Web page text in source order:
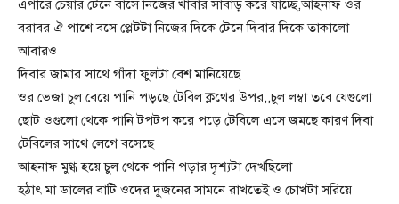
এপারে চেয়ার টেনে বাসে নিজের খাবার সাবাড় করে যাচ্ছে,আহনাফ ওর
বরাবর ঐ পাশে বসে প্লেটটা নিজের দিকে টেনে দিবার দিকে তাকালো
আবারও
দিবার জামার সাথে গাঁদা ফুলটা বেশ মানিয়েছে
ওর ভেজা চুল বেয়ে পানি পড়ছে টেবিল ক্লথের উপর,,চুল লম্বা তবে যেগুলো
ছোট ওগুলো থেকে পানি টপটপ করে পড়ে টেবিলে এসে জমছে কারণ দিবা
টেবিলের সাথে লেগে বসেছে
আহনাফ মুগ্ধ হয়ে চুল থেকে পানি পড়ার দৃশ্যটা দেখছিলো
হঠাৎ মা ডালের বাটি ওদের দুজনের সামনে রাখতেই ও চোখটা সরিয়ে